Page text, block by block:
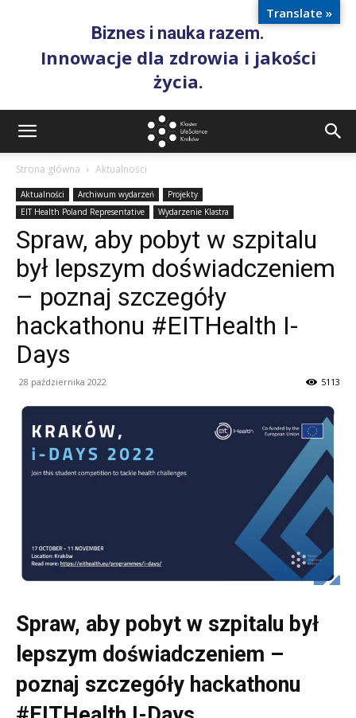
Biznes i nauka razem.
Innowacje dla zdrowia i jakości
życia.
Strona główna Aktualności
Aktualności Archiwum wydarzeń
Projekty
EIT Health Poland Representative
Wydarzenie Klastra
Spraw, aby pobyt w szpitalu
był lepszym doświadczeniem
– poznaj szczegóły
hackathonu #EITHealth I-
Days
28 października 2022 5113
Spraw, aby pobyt w szpitalu był
lepszym doświadczeniem –
poznaj szczegóły hackathonu
Translate »